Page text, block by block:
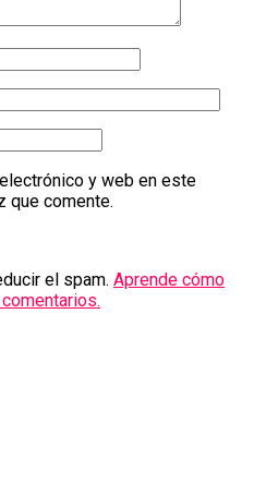
y web en este
que comente.
el spam. Aprende cómo